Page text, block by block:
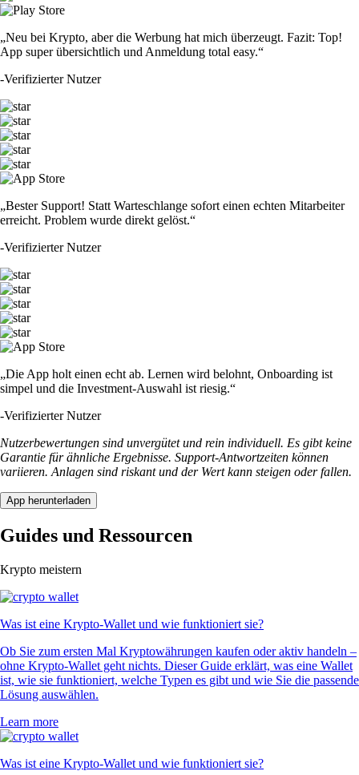
„Neu bei Krypto, aber die Werbung hat mich überzeugt. Fazit: Top!
App super übersichtlich und Anmeldung total easy.“
-Verifizierter Nutzer
„Bester Support! Statt Warteschlange sofort einen echten Mitarbeiter
erreicht. Problem wurde direkt gelöst.“
-Verifizierter Nutzer
„Die App holt einen echt ab. Lernen wird belohnt, Onboarding ist
simpel und die Investment-Auswahl ist riesig.“
-Verifizierter Nutzer
Nutzerbewertungen sind unvergütet und rein individuell. Es gibt keine
Garantie für ähnliche Ergebnisse. Support-Antwortzeiten können
variieren. Anlagen sind riskant und der Wert kann steigen oder fallen.
App herunterladen
Guides und Ressourcen
Krypto meistern
Was ist eine Krypto-Wallet und wie funktioniert sie?
Ob Sie zum ersten Mal Kryptowährungen kaufen oder aktiv handeln –
ohne Krypto-Wallet geht nichts. Dieser Guide erklärt, was eine Wallet
ist, wie sie funktioniert, welche Typen es gibt und wie Sie die passende
Lösung auswählen.
Learn more
Was ist eine Krypto-Wallet und wie funktioniert sie?